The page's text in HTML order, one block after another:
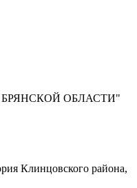
ОБЛАСТИ"
Клинцовского района,